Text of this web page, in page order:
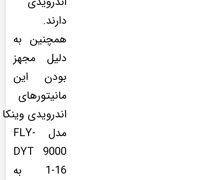
دارند.
همچنین به
دلیل مجهز
بودن این
مانیتورهای
اندرویدی وینکا
مدل FLY-
DYT 9000
1-16 به